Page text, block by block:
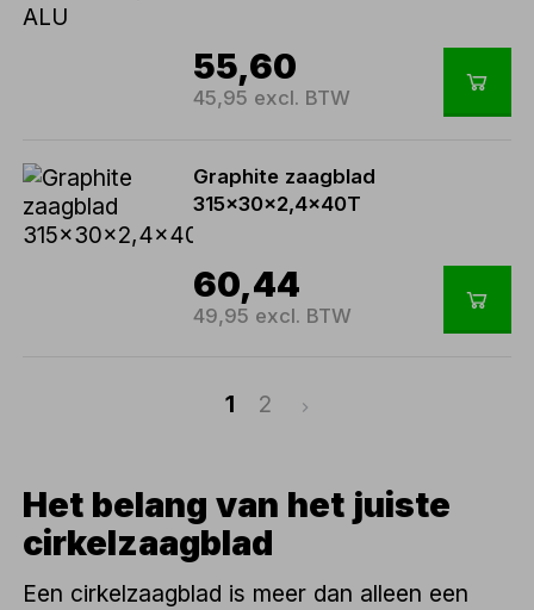
55,60
45,95 excl. BTW
Graphite zaagblad
315x30x2,4x40T
60,44
49,95 excl. BTW
1 2
Het belang van het juiste
cirkelzaagblad
Een cirkelzaagblad is meer dan alleen een